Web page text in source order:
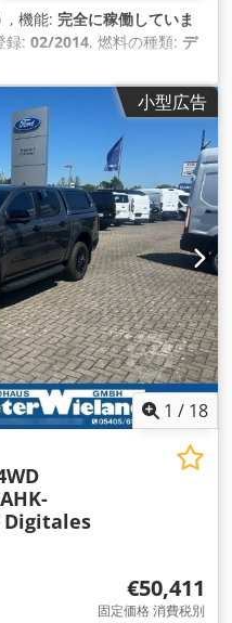
, 機能: 完全に稼働していま
録: 02/2014, 燃料の種類: デ
ラム）
白色, ギア数:6, 排出クラス:
小型広告
1 / 18
€50,411
固定価格 消費税別